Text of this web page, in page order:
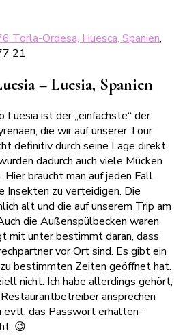
Torla-Ordesa, Huesca, Spanien,
21
– Luesia, Spanien
Luesia ist der „einfachste“ der
die wir auf unserer Tour
definitiv durch seine Lage direkt
dadurch auch viele Mücken
braucht man auf jeden Fall
Insekten zu verteidigen. Die
alt und die auf unserem Trip am
die Außenspülbecken waren
mit unter bestimmt daran, dass
vor Ort sind. Es gibt ein
bestimmten Zeiten geöffnet hat.
nicht. Ich habe allerdings gehört,
ansprechen
evtl. das Passwort erhalten-
😉